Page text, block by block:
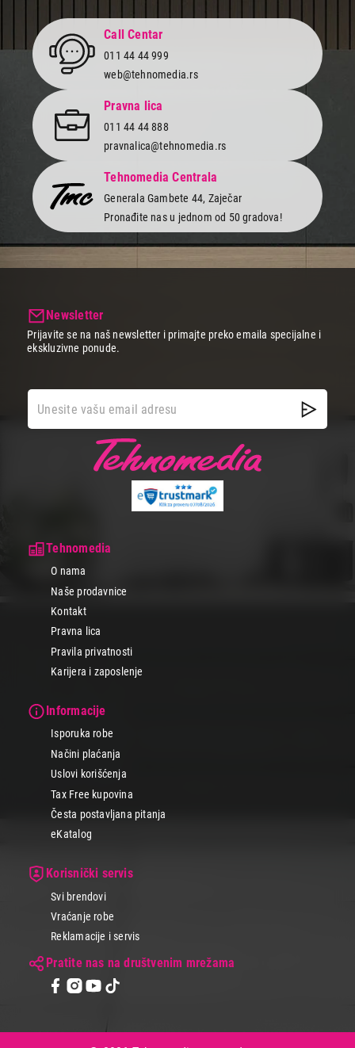
cenama i uz odlične uslove kupovine – plaćanje na rate bez
kamate, uz brzu i sigurnu dostavu na kućnu adresu!
Call Centar
011 44 44 999
web@tehnomedia.rs
Pravna lica
011 44 44 888
pravnalica@tehnomedia.rs
Tehnomedia Centrala
Generala Gambete 44, Zaječar
Pronađite nas u jednom od 50 gradova!
Tehnomedia
O nama
Naše prodavnice
Kontakt
Pravna lica
Pravila privatnosti
Karijera i zaposlenje
Informacije
Isporuka robe
Načini plaćanja
Uslovi korišćenja
Tax Free kupovina
Česta postavljana pitanja
eKatalog
Korisnički servis
Svi brendovi
Vraćanje robe
Reklamacije i servis
Pratite nas na društvenim mrežama
Newsletter
Prijavite se na naš newsletter i primajte preko emaila specijalne i
ekskluzivne ponude.